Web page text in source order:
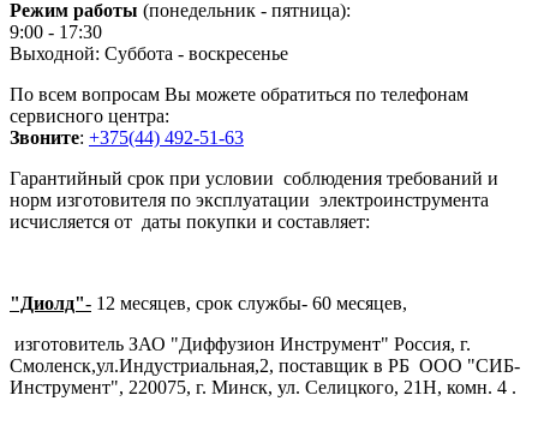
Режим работы (понедельник - пятница):
9:00 - 17:30
Выходной: Суббота - воскресенье
По всем вопросам Вы можете обратиться по телефонам
сервисного центра:
Звоните: +375(44) 492-51-63
Гарантийный срок при условии соблюдения требований и
норм изготовителя по эксплуатации электроинструмента
исчисляется от даты покупки и составляет:
"Диолд"- 12 месяцев, срок службы- 60 месяцев,
изготовитель ЗАО "Диффузион Инструмент" Россия, г.
Смоленск,ул.Индустриальная,2, поставщик в РБ ООО "СИБ-
Инструмент", 220075, г. Минск, ул. Селицкого, 21Н, комн. 4 .